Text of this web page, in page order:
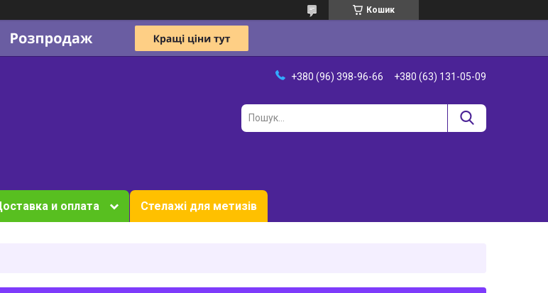
Кошик
+380 (96) 398-96-66 +380 (63) 131-05-09
и оплата Стелажі для метизів